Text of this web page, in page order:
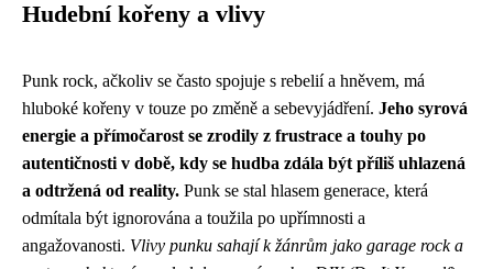
Hudební kořeny a vlivy
Punk rock, ačkoliv se často spojuje s rebelií a hněvem, má
hluboké kořeny v touze po změně a sebevyjádření. Jeho syrová
energie a přímočarost se zrodily z frustrace a touhy po
autentičnosti v době, kdy se hudba zdála být příliš uhlazená
a odtržená od reality. Punk se stal hlasem generace, která
odmítala být ignorována a toužila po upřímnosti a
angažovanosti. Vlivy punku sahají k žánrům jako garage rock a